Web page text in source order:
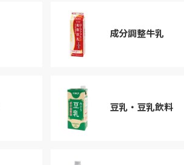
成分調整牛乳
豆乳・豆乳飲料